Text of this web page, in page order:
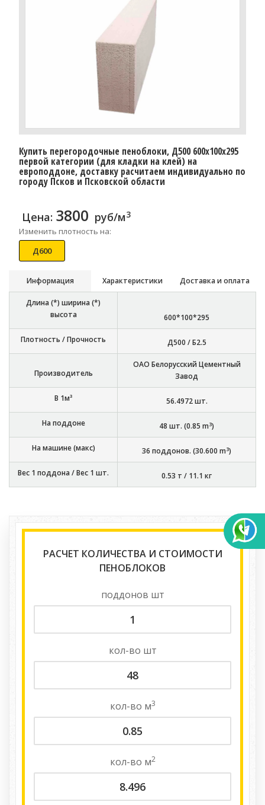
Купить перегородочные пеноблоки, Д500 600x100x295
первой категории (для кладки на клей) на
европоддоне, доставку расчитаем индивидуально по
городу Псков и Псковской области
Цена: 3800 руб/м3
Изменить плотность на:
Д600
Информация Характеристики Доставка и оплата
Длина (*) ширина (*)
высота
600*100*295
Плотность / Прочность Д500 / Б2.5
Производитель
ОАО Белорусский Цементный
Завод
В 1м³ 56.4972шт.
На поддоне 48 шт. (0.85 m3)
На машине (макс) 36 поддонов. (30.600 m3)
Вес 1 поддона / Вес 1 шт. 0.53 т / 11.1 кг
РАСЧЕТ КОЛИЧЕСТВА И СТОИМОСТИ
ПЕНОБЛОКОВ
поддонов шт
кол-во шт
кол-во м3
кол-во м2